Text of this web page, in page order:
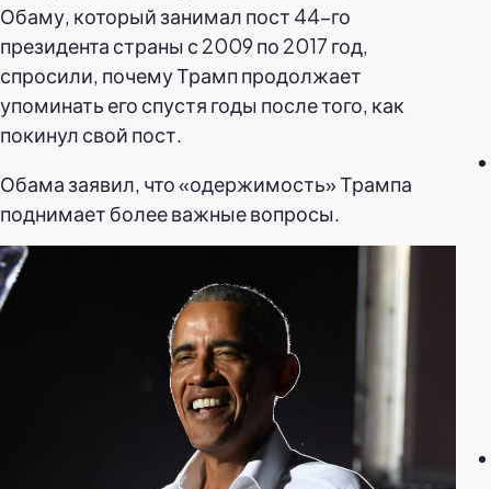
Обаму, который занимал пост 44-го
президента страны с 2009 по 2017 год,
спросили, почему Трамп продолжает
упоминать его спустя годы после того, как
покинул свой пост.
Обама заявил, что «одержимость» Трампа
поднимает более важные вопросы.